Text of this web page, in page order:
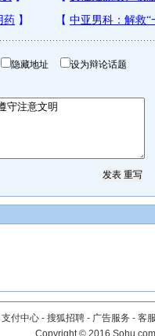
隐藏地址 设为辩论话题
支付中心 - 搜狐招聘 - 广告服务 - 客
Copyright©2016